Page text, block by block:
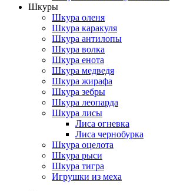
Шкуры
Шкура оленя
Шкура каракуля
Шкура антилопы
Шкура волка
Шкура енота
Шкура медведя
Шкура жирафа
Шкура зебры
Шкура леопарда
Шкура лисы
Лиса огневка
Лиса чернобурка
Шкура оцелота
Шкура рыси
Шкура тигра
Игрушки из меха